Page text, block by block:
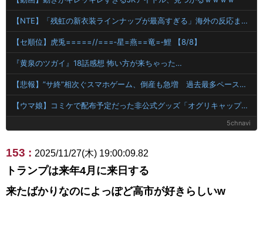
【NTE】「残虹の新衣装ラインナップが最高すぎる」海外の反応まとめ
【セ順位】虎兎=====//===‐星=燕==竜=‐鯉 【8/8】
『黄泉のツガイ』18話感想 怖い方が来ちゃった…
【悲報】”サ終”相次ぐスマホゲーム、倒産も急増 過去最多ペースで推移
【ウマ娘】コミケで配布予定だった非公式グッズ「オグリキャップタマモクロスアクリル定規」意外(?)な落とし穴により配布を撤回することに…
5chnavi
153 : 2025/11/27(木) 19:00:09.82
トランプは来年4月に来日する
来たばかりなのによっぽど高市が好きらしいw